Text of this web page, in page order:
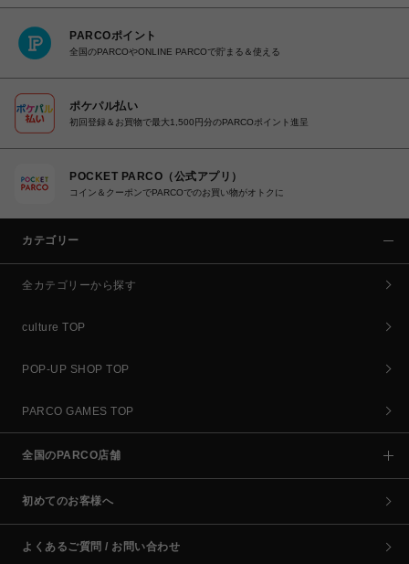
PARCOポイント
全国のPARCOやONLINE PARCOで貯まる＆使える
ポケパル払い
初回登録＆お買物で最大1,500円分のPARCOポイント進呈
POCKET PARCO（公式アプリ）
コイン＆クーポンでPARCOでのお買い物がオトクに
カテゴリー
全カテゴリーから探す
culture TOP
POP-UP SHOP TOP
PARCO GAMES TOP
全国のPARCO店舗
初めてのお客様へ
よくあるご質問 / お問い合わせ